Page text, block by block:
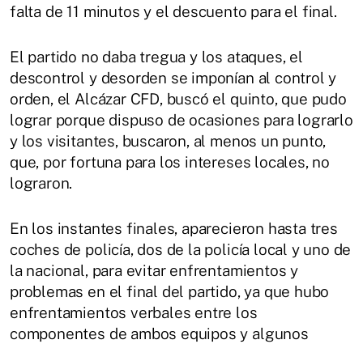
falta de 11 minutos y el descuento para el final.
El partido no daba tregua y los ataques, el
descontrol y desorden se imponían al control y
orden, el Alcázar CFD, buscó el quinto, que pudo
lograr porque dispuso de ocasiones para lograrlo
y los visitantes, buscaron, al menos un punto,
que, por fortuna para los intereses locales, no
lograron.
En los instantes finales, aparecieron hasta tres
coches de policía, dos de la policía local y uno de
la nacional, para evitar enfrentamientos y
problemas en el final del partido, ya que hubo
enfrentamientos verbales entre los
componentes de ambos equipos y algunos